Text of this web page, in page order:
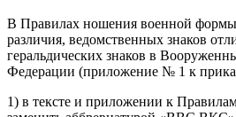
В Правилах ношения военной
различия, ведомственных знаков
геральдических знаков в
Федерации (приложение № 1 к
1) в тексте и приложении к